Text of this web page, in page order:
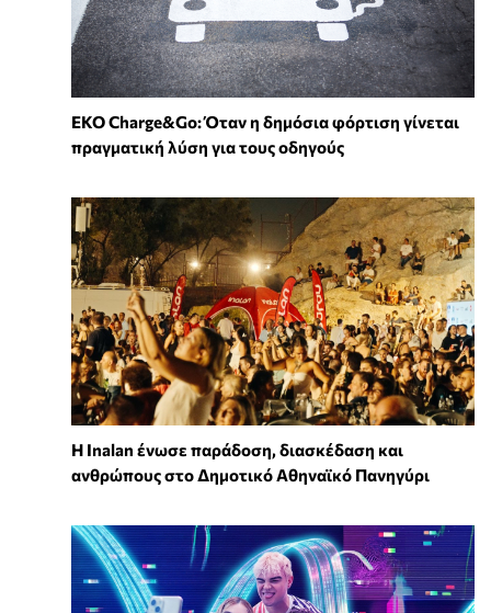
EKO Charge&Go: Όταν η δημόσια φόρτιση γίνεται
πραγματική λύση για τους οδηγούς
Η Inalan ένωσε παράδοση, διασκέδαση και
ανθρώπους στο Δημοτικό Αθηναϊκό Πανηγύρι